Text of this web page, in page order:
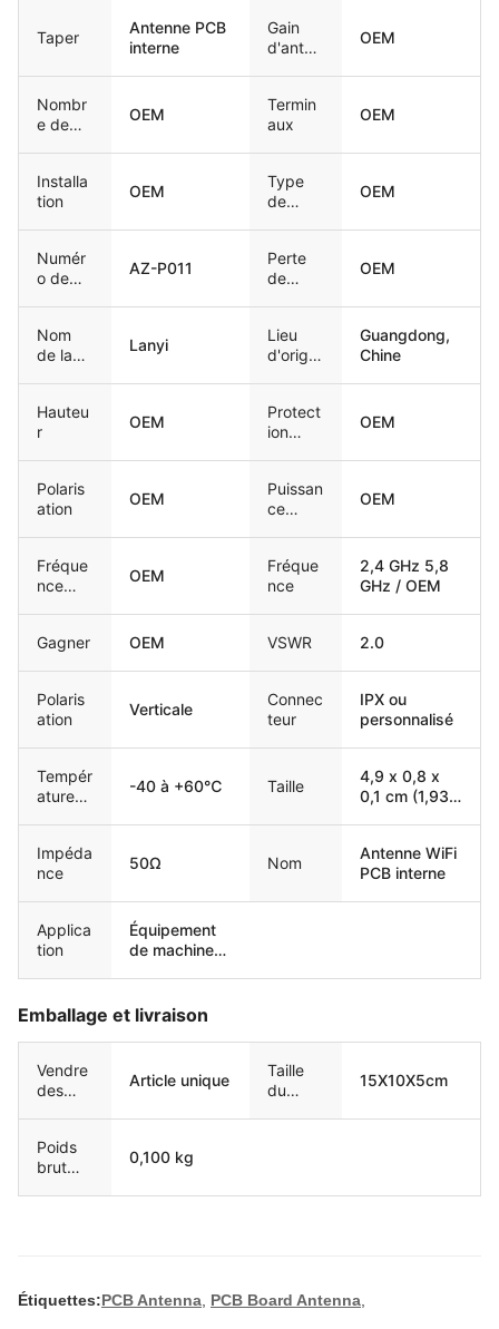
Taper
Antenne PCB
interne
Gain
d'anten
OEM
Nombr
e de
OEM
Termin
aux
OEM
Installa
tion
OEM
Type
de
OEM
Numér
o de
AZ-P011
Perte
de
OEM
Nom
de la
Lanyi
Lieu
d'origin
Guangdong,
Chine
Hauteu
r
OEM
Protect
ion
pénétr
ation
OEM
Polaris
ation
OEM
Puissan
ce
maxim
ale
OEM
Fréque
nce
OEM
Fréque
nce
2,4 GHz 5,8
GHz / OEM
Gagner OEM VSWR 2.0
Polaris
ation
Verticale
Connec
teur
IPX ou
personnalisé
Tempér
ature
-40 à +60℃ Taille
4,9 x 0,8 x
0,1 cm (1,93 x
OEM
Impéda
nce
50Ω Nom
Antenne WiFi
PCB interne
Applica
tion
Équipement
de machines
Emballage et livraison
Vendre
des
Article unique
Taille
du
15X10X5cm
Poids
brut
0,100 kg
Étiquettes:PCB Antenna PCB Board Antenna